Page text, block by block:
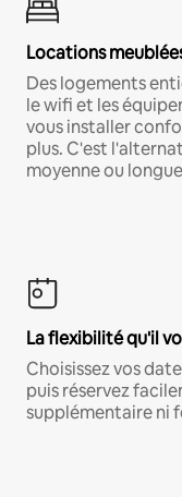
Locations
Des logements
le wifi et les
vous installer
plus. C'est
moyenne ou
La flexibilité qu'il
Choisissez vos
puis réservez
supplémentaire ni